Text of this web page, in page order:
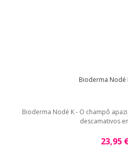
Bioderma Nodé
Bioderma Nodé K - O champô
descamativos
23,95